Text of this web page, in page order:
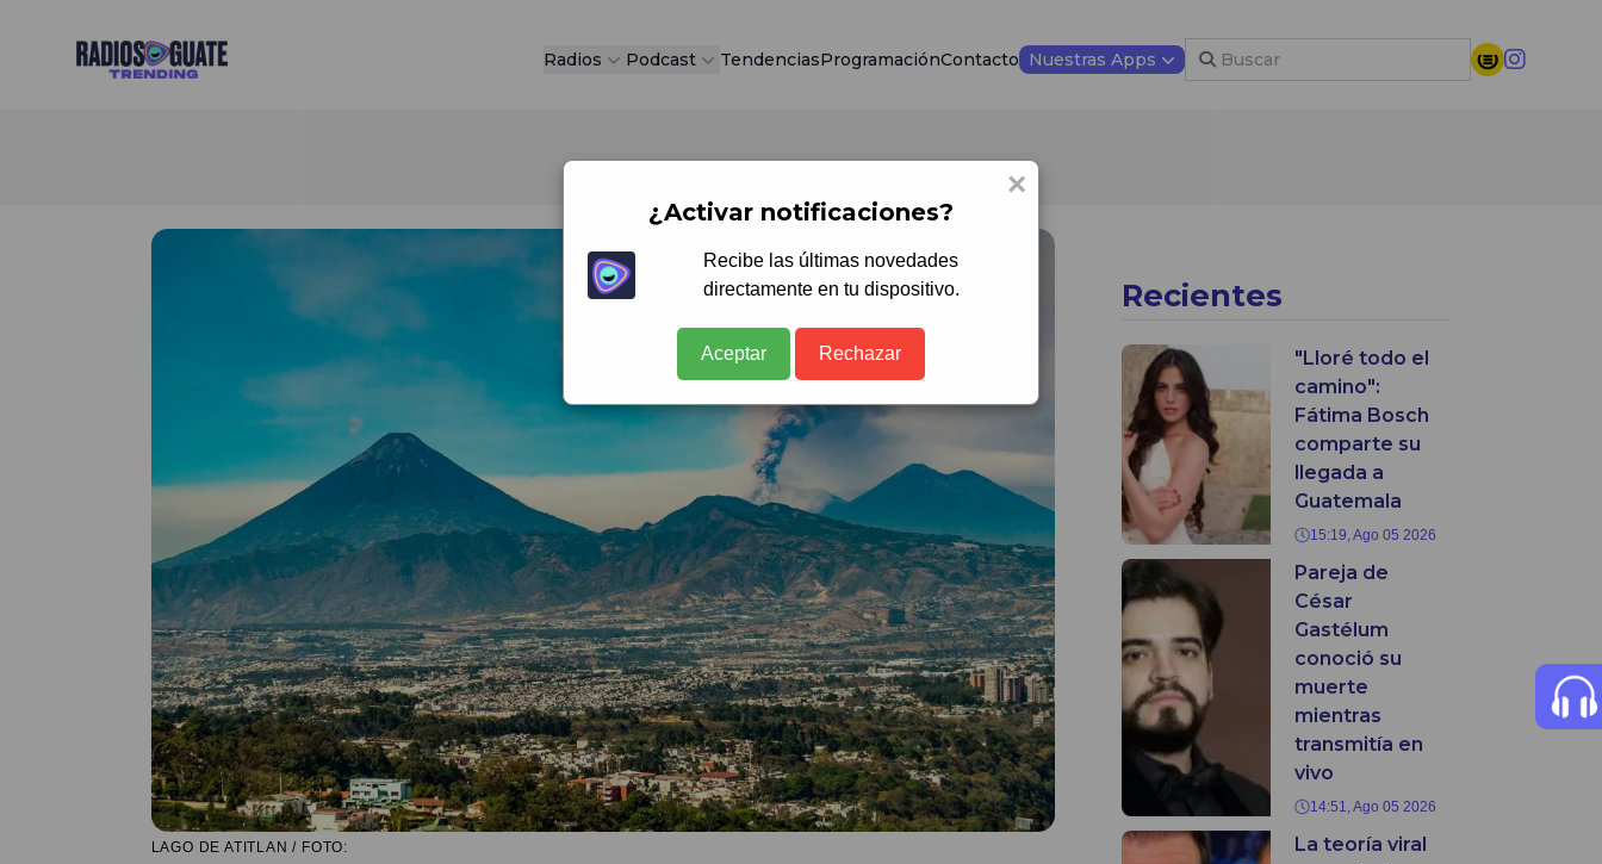
Radios Guate Radios Podcast TendenciasProgramaciónContacto Nuestras Apps
LAGO DE ATITLAN / FOTO:
Recientes
"Lloré todo el
camino":
Fátima Bosch
comparte su
llegada a
Guatemala
15:19, Ago 05 2026
Pareja de
César
Gastélum
conoció su
muerte
mientras
transmitía en
vivo
14:51, Ago 05 2026
La teoría viral
×
¿Activar notificaciones?
Recibe las últimas novedades
directamente en tu dispositivo.
Aceptar Rechazar